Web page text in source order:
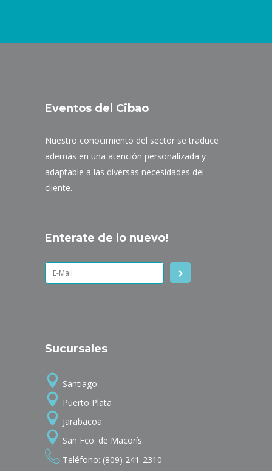
Eventos del Cibao
Nuestro conocimiento del sector se traduce
además en una atención personalizada y
adaptable a las diversas necesidades del
cliente.
Enterate de lo nuevo!
Sucursales
Santiago
Puerto Plata
Jarabacoa
San Fco. de Macorís.
Teléfono: (809) 241-2310